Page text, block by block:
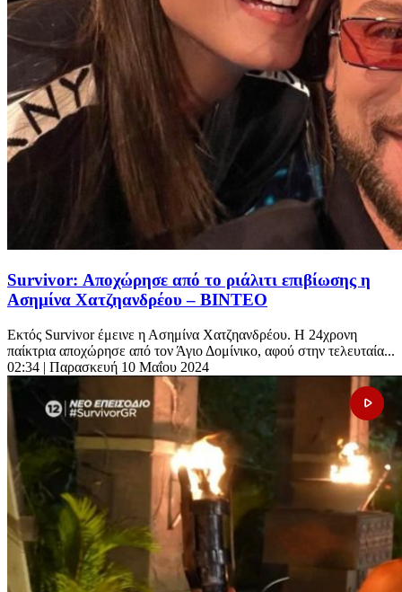
Survivor: Αποχώρησε από το ριάλιτι επιβίωσης η
Ασημίνα Χατζηανδρέου – ΒΙΝΤΕΟ
Εκτός Survivor έμεινε η Ασημίνα Χατζηανδρέου. Η 24χρονη
παίκτρια αποχώρησε από τον Άγιο Δομίνικο, αφού στην τελευταία...
02:34 | Παρασκευή 10 Μαΐου 2024